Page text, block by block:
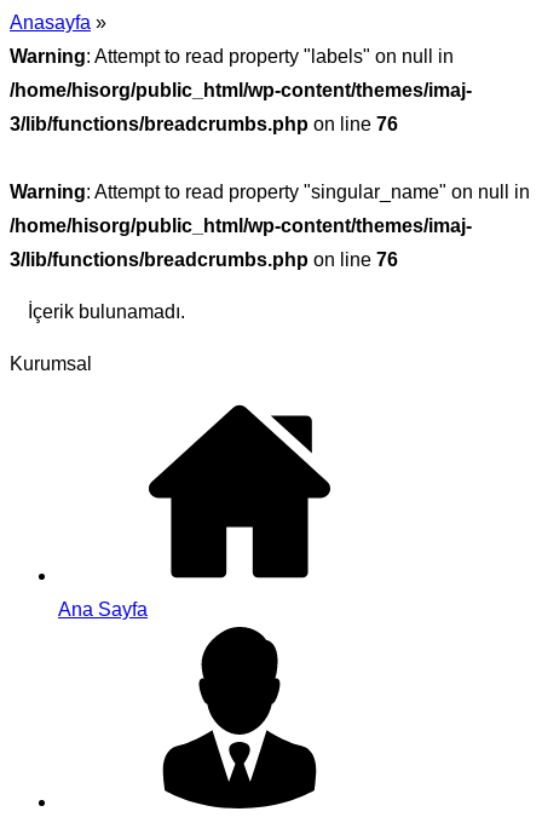
Anasayfa »
Warning: Attempt to read property "labels" on null in
/home/hisorg/public_html/wp-content/themes/imaj-
3/lib/functions/breadcrumbs.php on line 76
Warning: Attempt to read property "singular_name" on null in
/home/hisorg/public_html/wp-content/themes/imaj-
3/lib/functions/breadcrumbs.php on line 76
İçerik bulunamadı.
Kurumsal
Ana Sayfa